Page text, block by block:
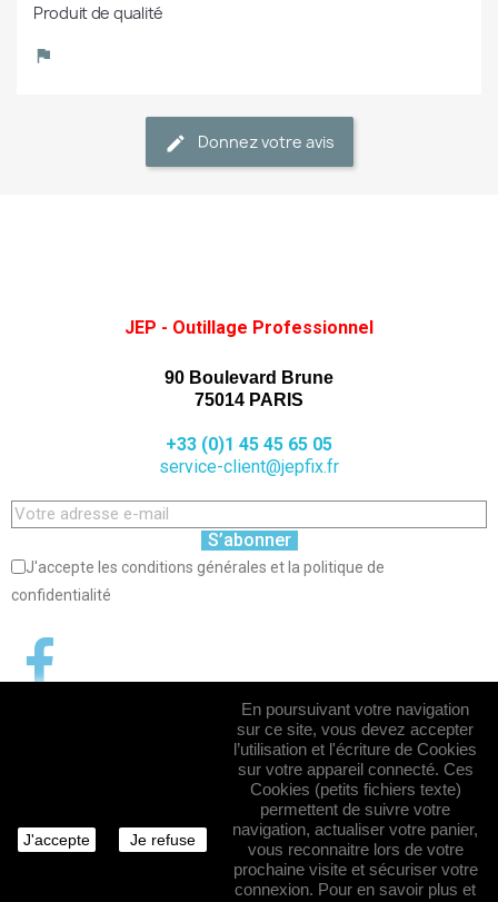
Produit de qualité
Donnez votre avis
JEP - Outillage Professionnel
90 Boulevard Brune
75014 PARIS
+33 (0)1 45 45 65 05
service-client@jepfix.fr
S’abonner
J'accepte les conditions générales et la politique de
confidentialité
J'accepte Je refuse
En poursuivant votre navigation
sur ce site, vous devez accepter
l’utilisation et l'écriture de Cookies
sur votre appareil connecté. Ces
Cookies (petits fichiers texte)
permettent de suivre votre
navigation, actualiser votre panier,
vous reconnaitre lors de votre
prochaine visite et sécuriser votre
connexion. Pour en savoir plus et